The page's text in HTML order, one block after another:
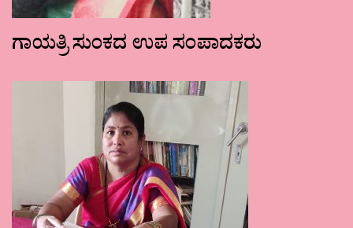
ಗಾಯತ್ರಿ ಸುಂಕದ ಉಪ ಸಂಪಾದಕರು